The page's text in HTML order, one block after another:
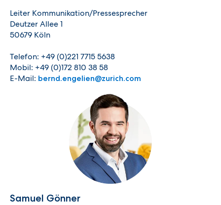
Leiter Kommunikation/Pressesprecher
Deutzer Allee 1
50679 Köln
Telefon: +49 (0)221 7715 5638
Mobil: +49 (0)172 810 38 58
E-Mail: bernd.engelien@zurich.com
Samuel Gönner